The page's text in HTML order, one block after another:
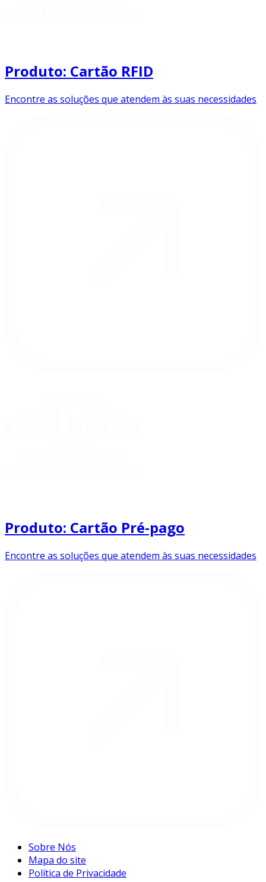
Produto: Cartão RFID
Encontre as soluções que atendem às suas necessidades
Produto: Cartão Pré-pago
Encontre as soluções que atendem às suas necessidades
Sobre Nós
Mapa do site
Política de Privacidade